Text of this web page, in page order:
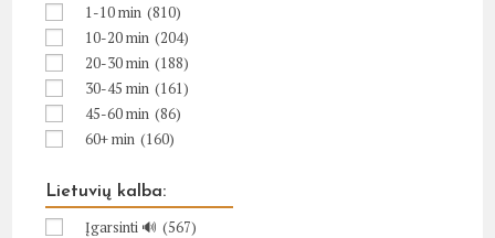
1-10 min (810)
10-20 min (204)
20-30 min (188)
30-45 min (161)
45-60 min (86)
60+ min (160)
Lietuvių kalba:
Įgarsinti 🔊 (567)